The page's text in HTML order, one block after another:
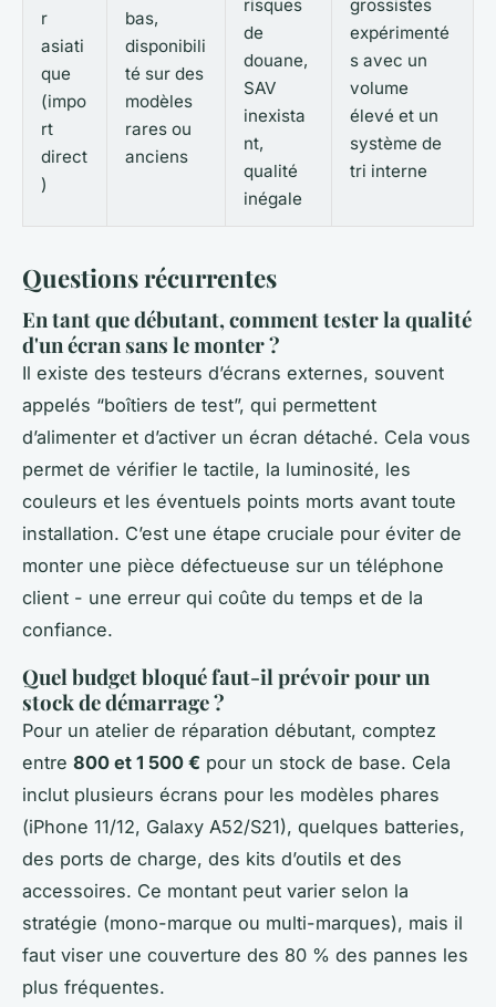
r
asiati
que
(impo
rt
direct
)
bas,
disponibili
té sur des
modèles
rares ou
anciens
risques
de
douane,
SAV
inexista
nt,
qualité
inégale
grossistes
expérimenté
s avec un
volume
élevé et un
système de
tri interne
Questions récurrentes
En tant que débutant, comment tester la qualité
d'un écran sans le monter ?
Il existe des testeurs d’écrans externes, souvent
appelés “boîtiers de test”, qui permettent
d’alimenter et d’activer un écran détaché. Cela vous
permet de vérifier le tactile, la luminosité, les
couleurs et les éventuels points morts avant toute
installation. C’est une étape cruciale pour éviter de
monter une pièce défectueuse sur un téléphone
client - une erreur qui coûte du temps et de la
confiance.
Quel budget bloqué faut-il prévoir pour un
stock de démarrage ?
Pour un atelier de réparation débutant, comptez
entre 800 et 1 500 € pour un stock de base. Cela
inclut plusieurs écrans pour les modèles phares
(iPhone 11/12, Galaxy A52/S21), quelques batteries,
des ports de charge, des kits d’outils et des
accessoires. Ce montant peut varier selon la
stratégie (mono-marque ou multi-marques), mais il
faut viser une couverture des 80 % des pannes les
plus fréquentes.